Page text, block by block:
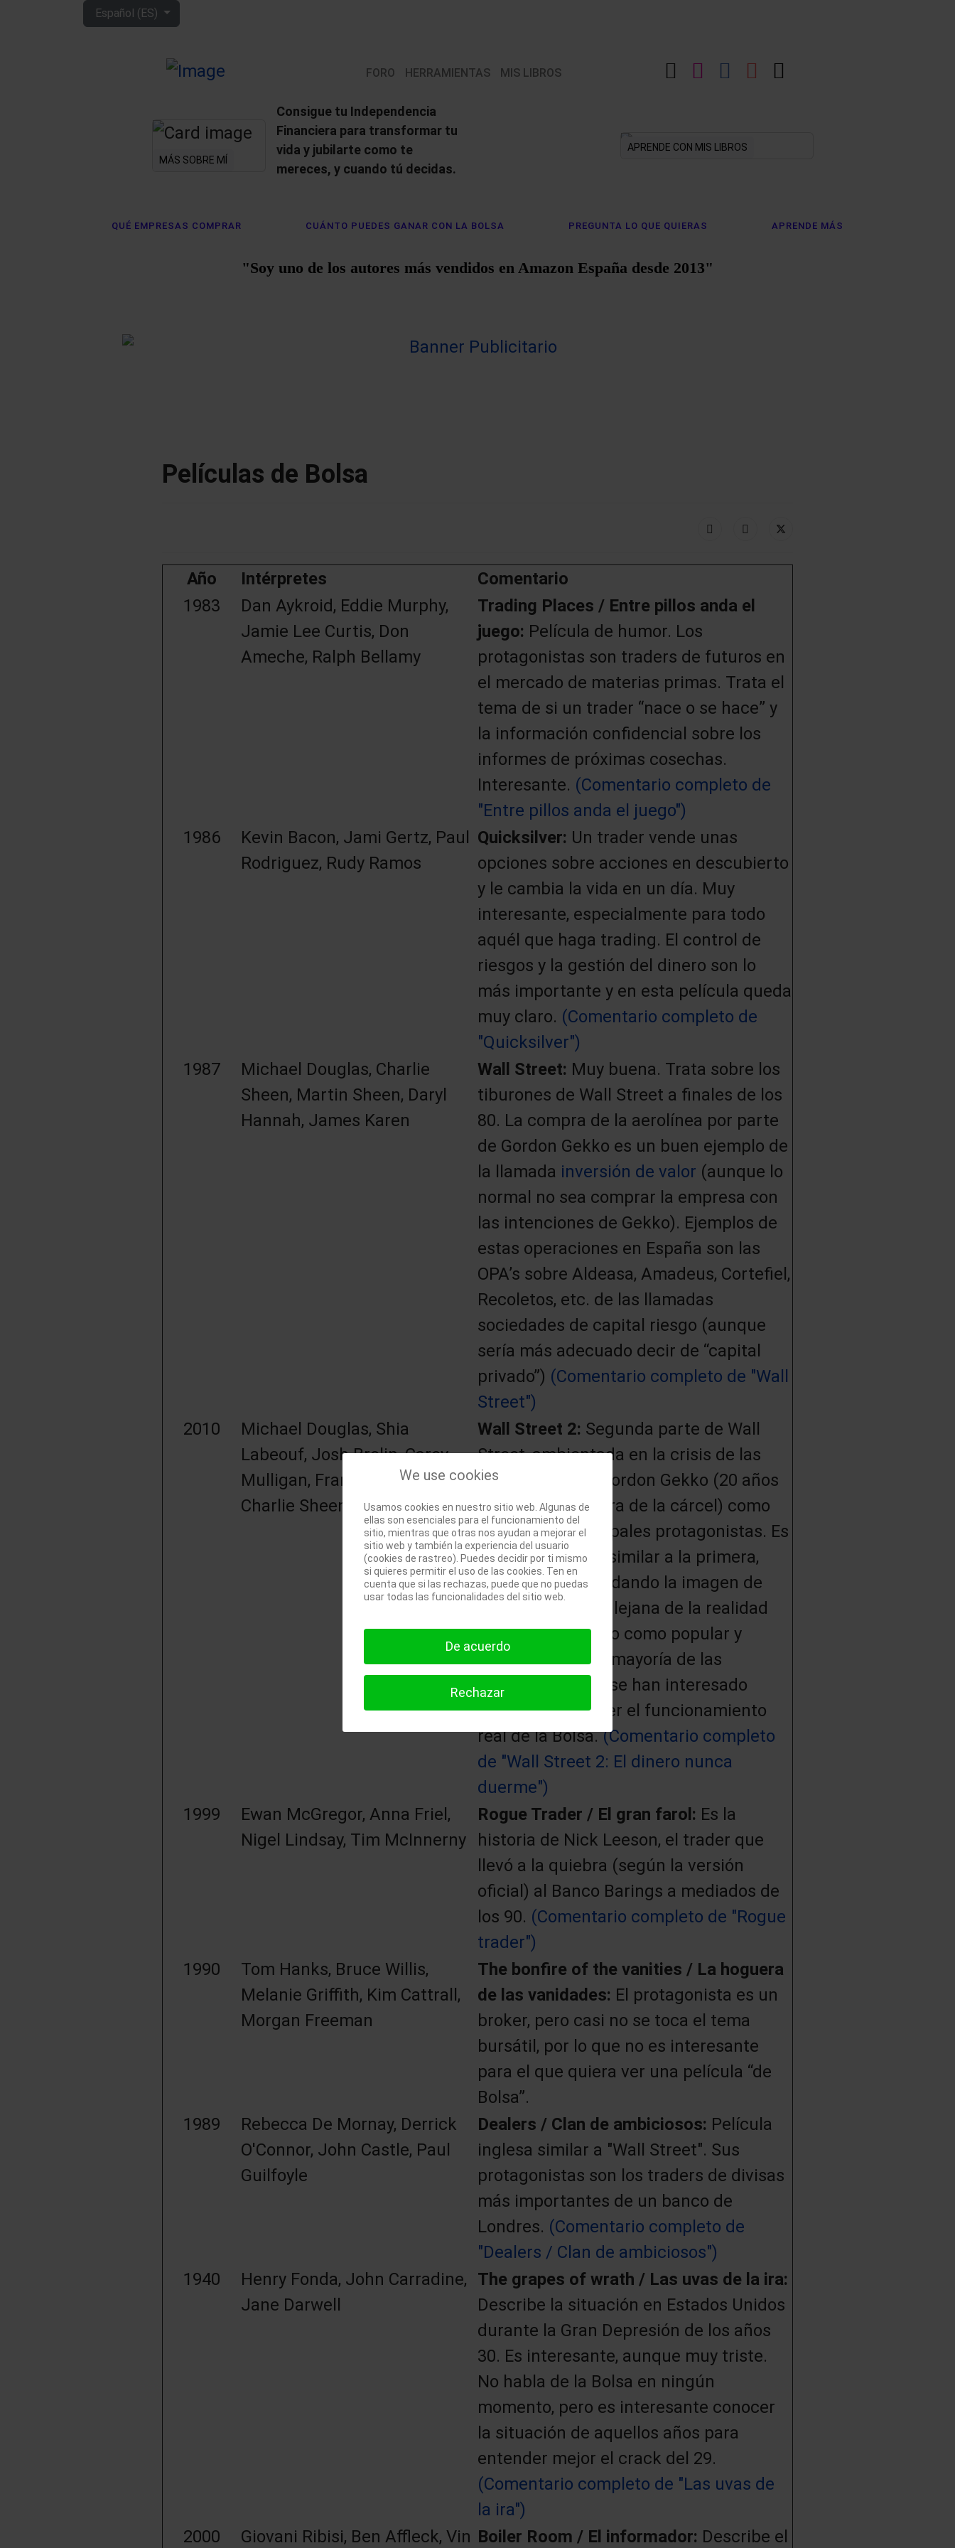
Seleccione su idioma
Español (ES)
LinkedIn
Instagram
Facebook
YouTube
FORO HERRAMIENTAS MIS LIBROS
MÁS SOBRE MÍ
Consigue tu Independencia
Financiera para transformar tu
vida y jubilarte como te
mereces, y cuando tú decidas.
APRENDE CON MIS LIBROS
QUÉ EMPRESAS COMPRAR CUÁNTO PUEDES GANAR CON LA BOLSA PREGUNTA LO QUE QUIERAS APRENDE MÁS
"Soy uno de los autores más vendidos en Amazon España desde 2013"
Películas de Bolsa
Año Intérpretes
Comentario
1983
Dan Aykroid, Eddie Murphy,
Jamie Lee Curtis, Don
Ameche, Ralph Bellamy
Trading Places / Entre pillos anda el
juego: Película de humor. Los
protagonistas son traders de futuros en
el mercado de materias primas. Trata el
tema de si un trader “nace o se hace” y
la información confidencial sobre los
informes de próximas cosechas.
Interesante. (Comentario completo de
"Entre pillos anda el juego")
1986
Kevin Bacon, Jami Gertz, Paul
Rodriguez, Rudy Ramos
Quicksilver: Un trader vende unas
opciones sobre acciones en descubierto
y le cambia la vida en un día. Muy
interesante, especialmente para todo
aquél que haga trading. El control de
riesgos y la gestión del dinero son lo
más importante y en esta película queda
muy claro. (Comentario completo de
"Quicksilver")
1987
Michael Douglas, Charlie
Sheen, Martin Sheen, Daryl
Hannah, James Karen
Wall Street: Muy buena. Trata sobre los
tiburones de Wall Street a finales de los
80. La compra de la aerolínea por parte
de Gordon Gekko es un buen ejemplo de
la llamada inversión de valor (aunque lo
normal no sea comprar la empresa con
las intenciones de Gekko). Ejemplos de
estas operaciones en España son las
OPA’s sobre Aldeasa, Amadeus, Cortefiel,
Recoletos, etc. de las llamadas
sociedades de capital riesgo (aunque
sería más adecuado decir de “capital
privado”) (Comentario completo de "Wall
Street")
2010
Michael Douglas, Shia
Labeouf, Josh Brolin, Carey
Mulligan, Frank Langella,
Charlie Sheen
Wall Street 2: Segunda parte de Wall
Street, ambientada en la crisis de las
subprime y con Gordon Gekko (20 años
después, y ya fuera de la cárcel) como
uno de sus principales protagonistas. Es
de un estilo muy similar a la primera,
entretenida pero dando la imagen de
casino=Bolsa tan lejana de la realidad
del inversor medio como popular y
asumida entre la mayoría de las
personas que no se han interesado
nunca por conocer el funcionamiento
real de la Bolsa.(Comentario completo
de "Wall Street 2: El dinero nunca
duerme")
1999
Ewan McGregor, Anna Friel,
Nigel Lindsay, Tim McInnerny
Rogue Trader / El gran farol: Es la
historia de Nick Leeson, el trader que
llevó a la quiebra (según la versión
oficial) al Banco Barings a mediados de
los 90. (Comentario completo de "Rogue
trader")
1990
Tom Hanks, Bruce Willis,
Melanie Griffith, Kim Cattrall,
Morgan Freeman
The bonfire of the vanities / La hoguera
de las vanidades: El protagonista es un
broker, pero casi no se toca el tema
bursátil, por lo que no es interesante
para el que quiera ver una película “de
Bolsa”.
1989
Rebecca De Mornay, Derrick
O'Connor, John Castle, Paul
Guilfoyle
Dealers / Clan de ambiciosos: Película
inglesa similar a "Wall Street". Sus
protagonistas son los traders de divisas
más importantes de un banco de
Londres. (Comentario completo de
"Dealers / Clan de ambiciosos")
1940
Henry Fonda, John Carradine,
Jane Darwell
The grapes of wrath / Las uvas de la ira:
Describe la situación en Estados Unidos
durante la Gran Depresión de los años
30. Es interesante, aunque muy triste.
No habla de la Bolsa en ningún
momento, pero es interesante conocer
la situación de aquellos años para
entender mejor el crack del 29.
(Comentario completo de "Las uvas de
la ira")
2000
Giovani Ribisi, Ben Affleck, Vin Boiler Room / El informador: Describe el
We use cookies
Usamos cookies en nuestro sitio web. Algunas de
ellas son esenciales para el funcionamiento del
sitio, mientras que otras nos ayudan a mejorar el
sitio web y también la experiencia del usuario
(cookies de rastreo). Puedes decidir por ti mismo
si quieres permitir el uso de las cookies. Ten en
cuenta que si las rechazas, puede que no puedas
usar todas las funcionalidades del sitio web.
De acuerdo
Rechazar